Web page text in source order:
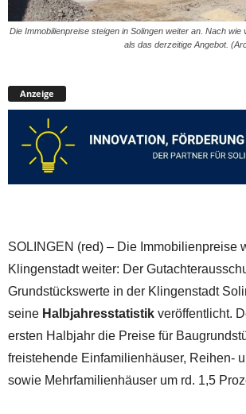
Die Immobilienpreise steigen in Solingen weiter an. Nach
als das derzeitige Angebot.
Anzeige
SOLINGEN (red) – Die Immobilienpreise
Klingenstadt weiter: Der
Grundstückswerte in der Klingenstadt
seine Halbjahresstatistik veröffentlicht.
ersten Halbjahr die Preise für
freistehende Einfamilienhäuser, Reihen-
sowie Mehrfamilienhäuser um rd. 1,5